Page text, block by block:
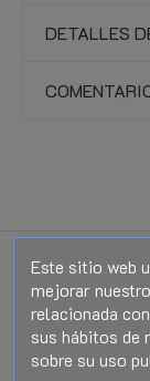
DETALLES
Este sitio web
mejorar
relacionada
sus hábitos de
sobre su uso